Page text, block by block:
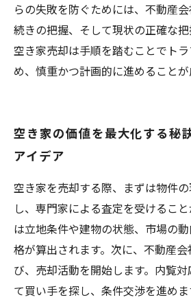
らの失敗を防ぐためには、不動産
続きの把握、そして現状の正確な把
空き家売却は手順を踏むことでト
め、慎重かつ計画的に進めることが
空き家の価値を最大化する秘
アイデア
空き家を売却する際、まずは物件
し、専門家による査定を受けるこ
は立地条件や建物の状態、市場の
格が算出されます。次に、不動産
び、売却活動を開始します。内覧
て買い手を探し、条件交渉を進め